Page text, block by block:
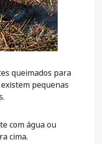
queimados para
pequenas
com água ou
cima.